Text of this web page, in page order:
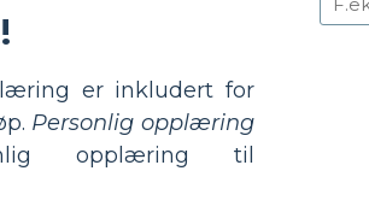
er inkludert for
Personlig opplæring
opplæring til